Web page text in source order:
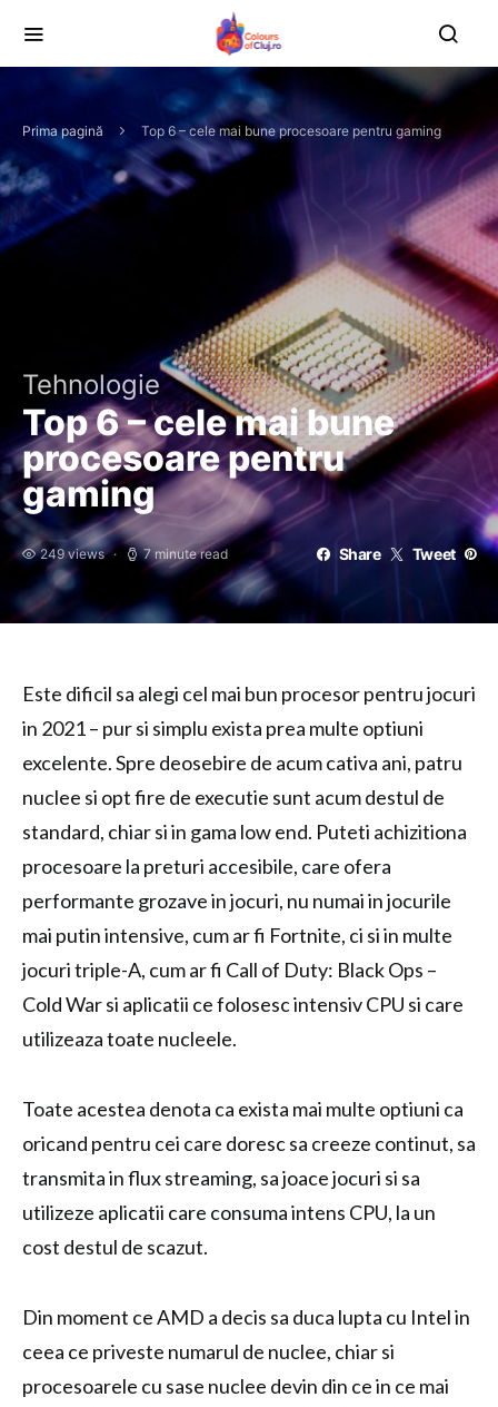
Prima pagină Top 6 – cele mai bune procesoare pentru gaming
Tehnologie
Top 6 – cele mai bune
procesoare pentru
gaming
249 views 7 minute read Share Tweet
Este dificil sa alegi cel mai bun procesor pentru jocuri
in 2021 – pur si simplu exista prea multe optiuni
excelente. Spre deosebire de acum cativa ani, patru
nuclee si opt fire de executie sunt acum destul de
standard, chiar si in gama low end. Puteti achizitiona
procesoare la preturi accesibile, care ofera
performante grozave in jocuri, nu numai in jocurile
mai putin intensive, cum ar fi Fortnite, ci si in multe
jocuri triple-A, cum ar fi Call of Duty: Black Ops –
Cold War si aplicatii ce folosesc intensiv CPU si care
utilizeaza toate nucleele.
Toate acestea denota ca exista mai multe optiuni ca
oricand pentru cei care doresc sa creeze continut, sa
transmita in flux streaming, sa joace jocuri si sa
utilizeze aplicatii care consuma intens CPU, la un
cost destul de scazut.
Din moment ce AMD a decis sa duca lupta cu Intel in
ceea ce priveste numarul de nuclee, chiar si
procesoarele cu sase nuclee devin din ce in ce mai